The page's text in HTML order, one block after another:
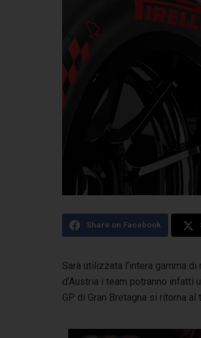
Share on Facebook
Sarà utilizzata l’intera gamma
d’Austria i team potranno infatti
GP di Gran Bretagna si ritorna al